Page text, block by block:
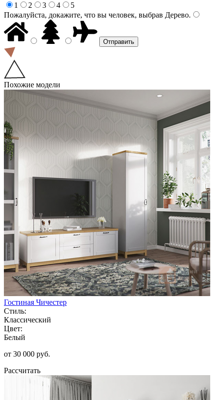
1
2 3 4
5
Пожалуйста, докажите, что вы человек, выбрав Дерево.
Похожие модели
Гостиная Чичестер
Стиль:
Классический
Цвет:
Белый
от 30 000 руб.
Рассчитать